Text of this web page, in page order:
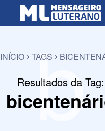
INÍCIO TAGS
Resultados da Tag:
b